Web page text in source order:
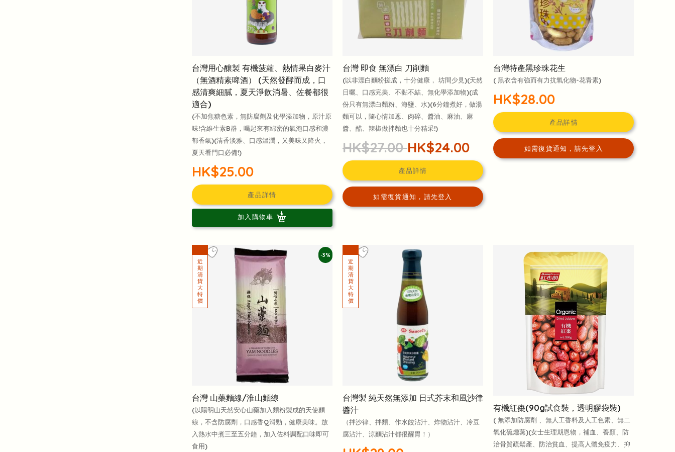
台灣用心釀製 有機菠蘿、熱情果白麥汁
（無酒精素啤酒） (天然發酵而成，口
感清爽細膩，夏天淨飲消暑、佐餐都很
適合)
(不加焦糖色素，無防腐劑及化學添加物，原汁原
味!含維生素B群，喝起來有綿密的氣泡口感和濃
郁香氣)(清香淡雅、口感溫潤，又美味又降火，
夏天看門口必備!)
HK$25.00
產品詳情
加入購物車
台灣 即食 無漂白 刀削麵
(以非漂白麵粉搓成，十分健康， 坊間少見)(天然
日曬、口感完美、不黏不結、無化學添加物)(成
份只有無漂白麵粉、海鹽、水)(6分鐘煮好，做湯
麵可以，隨心情加蔥、肉碎、醬油、麻油、麻
醬、醋、辣椒做拌麵也十分精采!)
HK$27.00HK$24.00
產品詳情
如需復貨通知，請先登入
台灣特產黑珍珠花生
( 黑衣含有強而有力抗氧化物-花青素)
HK$28.00
產品詳情
如需復貨通知，請先登入
-3%
台灣 山藥麵線/淮山麵線
(以陽明山天然安心山藥加入麵粉製成的天使麵
線，不含防腐劑，口感香Q滑勁，健康美味。放
入熱水中煮三至五分鐘，加入佐料調配口味即可
食用)
台灣製 純天然無添加 日式芥末和風沙律
醬汁
（拌沙律、拌麵、作水餃沾汁、炸物沾汁、冷豆
腐沾汁、涼麵沾汁都很醒胃！）
有機紅棗(90g試食裝，透明膠袋裝)
( 無添加防腐劑 、無人工香料及人工色素、無二
氧化硫燻蒸)(女士生理期恩物，補血、養顏、防
治骨質疏鬆產、防治貧血、提高人體免疫力、抑